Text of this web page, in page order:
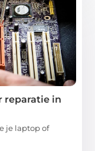
reparatie in
je laptop of